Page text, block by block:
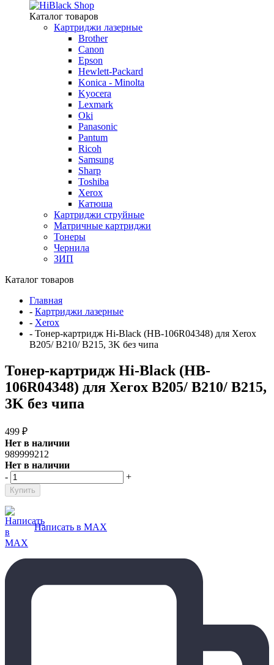
Каталог товаров
Картриджи лазерные
Brother
Canon
Epson
Hewlett-Packard
Konica - Minolta
Kyocera
Lexmark
Oki
Panasonic
Pantum
Ricoh
Samsung
Sharp
Toshiba
Xerox
Катюша
Картриджи струйные
Матричные картриджи
Тонеры
Чернила
ЗИП
Каталог товаров
Главная
- Картриджи лазерные
- Xerox
- Тонер-картридж Hi-Black (HB-106R04348) для Xerox
B205/ B210/ B215, 3K без чипа
Тонер-картридж Hi-Black (HB-
106R04348) для Xerox B205/ B210/ B215,
3K без чипа
499 ₽
Нет в наличии
989999212
Нет в наличии
-
+
Написать в MAX